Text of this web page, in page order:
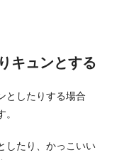
キュンとする
としたりする場合
したり、かっこいい